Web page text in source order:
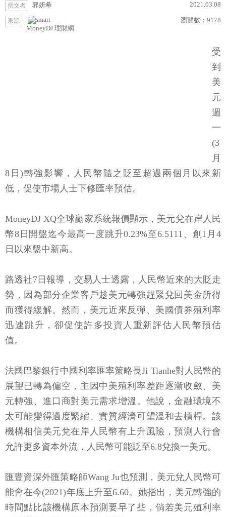
撰文者 郭妍希 2021.03.08
來源
MoneyDJ 理財網
瀏覽數： 9178
受
到
美
元
週
一
(3
月
8日)轉強影響，人民幣隨之貶至超過兩個月以來新
低，促使市場人士下修匯率預估。
MoneyDJ XQ全球贏家系統報價顯示，美元兌在岸人民
幣8日開盤迄今最高一度跳升0.23%至6.5111、創1月4
日以來盤中新高。
路透社7日報導，交易人士透露，人民幣近來的大貶走
勢，因為部分企業客戶趁美元轉強趕緊兌回美金所得
而獲得緩解。然而，美元近來反彈、美國債券殖利率
迅速跳升，卻促使許多投資人重新評估人民幣預估
值。
法國巴黎銀行中國利率匯率策略長Ji Tianhe對人民幣的
展望已轉為偏空，主因中美殖利率差距逐漸收斂、美
元轉強、進口商對美元需求增溫。他說，金融環境不
太可能變得過度緊縮、實質經濟可望溫和去槓桿。該
機構相信美元兌在岸人民幣有上升風險，預測人行會
允許更多資本外流，人民幣可能貶至6.8兌換一美元。
匯豐資深外匯策略師Wang Ju也預測，美元兌人民幣可
能會在今(2021)年底上升至6.60。她指出，美元轉強的
時間點比該機構原本預測要早了些，倘若美元殖利率